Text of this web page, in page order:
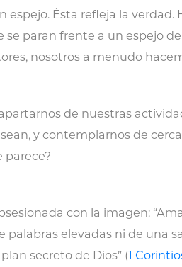
espejo. Ésta refleja la verdad.
se paran frente a un espejo
nosotros a menudo
de nuestras
y contemplarnos de
parece?
con la imagen:
palabras elevadas ni de una
secreto de Dios” (1